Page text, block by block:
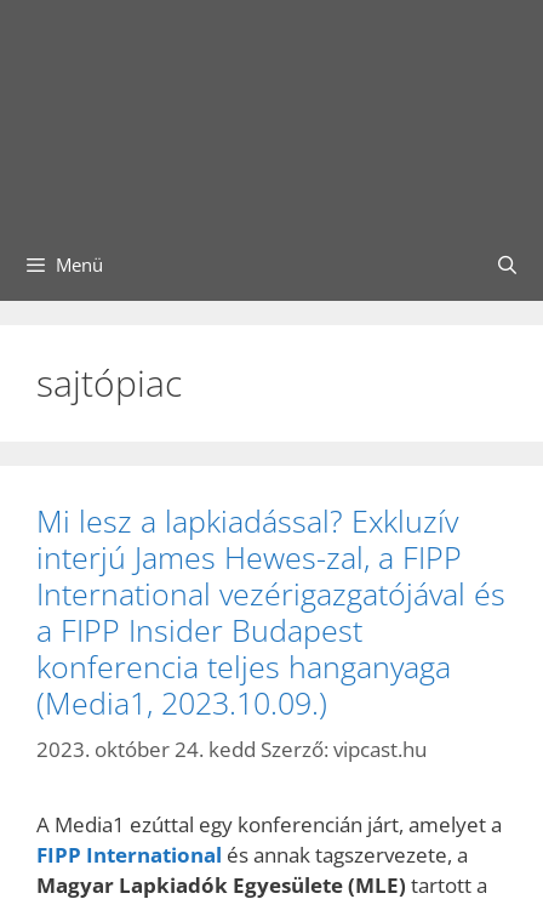
Menü
sajtópiac
Mi lesz a lapkiadással? Exkluzív
interjú James Hewes-zal, a FIPP
International vezérigazgatójával és
a FIPP Insider Budapest
konferencia teljes hanganyaga
(Media1, 2023.10.09.)
2023. október 24. kedd Szerző: vipcast.hu
A Media1 ezúttal egy konferencián járt, amelyet a
FIPP International és annak tagszervezete, a
Magyar Lapkiadók Egyesülete (MLE) tartott a